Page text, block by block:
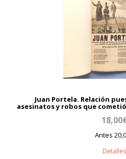
Juan Portela. Relación
asesinatos y robos que
Antes
Detalles